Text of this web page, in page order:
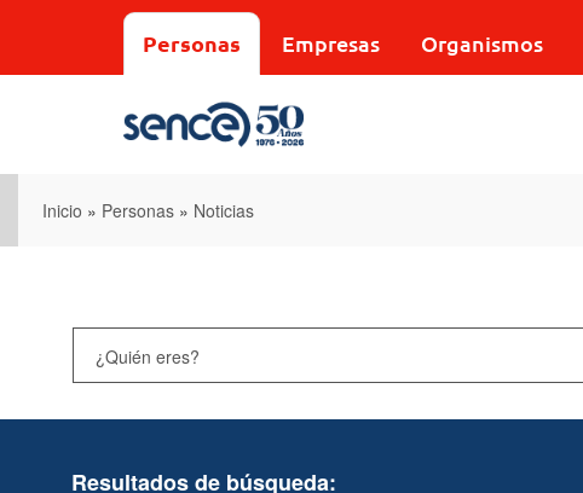
Personas Empresas Organismos
Inicio » Personas » Noticias
Resultados de búsqueda: